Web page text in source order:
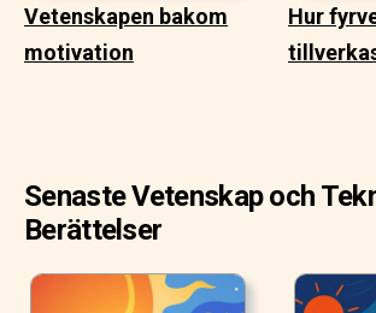
Vetenskapen bakom
motivation
Hur
Senaste Vetenskap och
Berättelser